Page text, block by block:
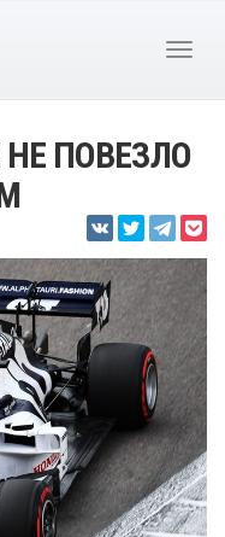
ПОВЕЗЛО